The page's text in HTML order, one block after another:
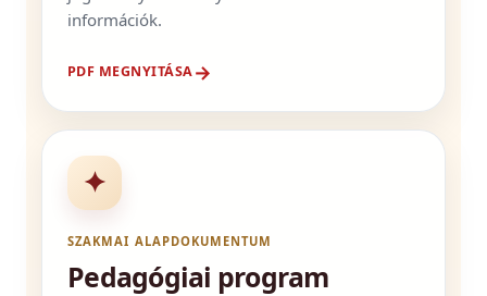
információk.
PDF MEGNYITÁSA→
✦
SZAKMAI ALAPDOKUMENTUM
Pedagógiai program